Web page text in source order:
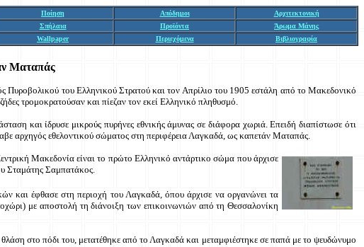
Ποίηση Απόδημοι
Αρχιτεκτονική
Σπήλαια Προϊόντα
Άρωμα Μάνης
Wallpaper Περιεχόμενα Βιβλιογραφία
Ματαπάς
του Ελληνικού Στρατού και τον Απρίλιο του 1905 εστάλη από το Μακεδονικό
τρομοκρατούσαν και πίεζαν τον εκεί Ελληνικό πληθυσμό.
και ίδρυσε μικρούς πυρήνες εθνικής άμυνας σε διάφορα χωριά. Επειδή διαπίστωσε ότι
αρχηγός εθελοντικού σώματος στη περιφέρεια Λαγκαδά, ως καπετάν Ματαπάς.
Μακεδονία είναι το πρώτο Ελληνικό αντάρτικο σώμα που άρχισε
Σταμάτης Σαμπατάκος.
και έφθασε στη περιοχή του Λαγκαδά, όπου άρχισε να οργανώνει τα
με αποστολή τη διάνοιξη των επικοινωνιών από τη Θεσσαλονίκη
στο πόδι του, μετατέθηκε από το Λαγκαδά και μεταμφιέστηκε σε παπά με το ψευδώνυμο